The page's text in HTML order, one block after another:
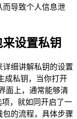
而导致个人信息泄
设置私钥
细讲解私钥的设置
成私钥，当你打开
面上，通常能够清
，就如同开启了一
的流程，具体步骤